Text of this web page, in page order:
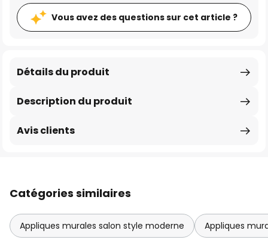
Vous avez des questions sur cet article ?
Description du produit
Détails du produit
Avis clients
Catégories similaires
Appliques murales salon style moderne Appliques